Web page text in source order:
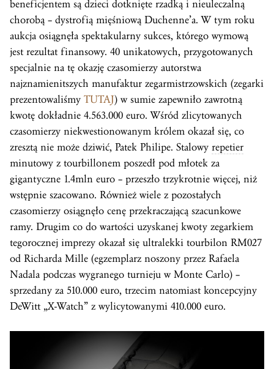
beneficjentem są dzieci dotknięte rzadką i nieuleczalną
chorobą – dystrofią mięśniową Duchenne’a. W tym roku
aukcja osiągnęła spektakularny sukces, którego wymową
jest rezultat finansowy. 40 unikatowych, przygotowanych
specjalnie na tę okazję czasomierzy autorstwa
najznamienitszych manufaktur zegarmistrzowskich (zegarki
prezentowaliśmy TUTAJ) w sumie zapewniło zawrotną
kwotę dokładnie 4.563.000 euro. Wśród zlicytowanych
czasomierzy niekwestionowanym królem okazał się, co
zresztą nie może dziwić, Patek Philipe. Stalowy repetier
minutowy z tourbillonem poszedł pod młotek za
gigantyczne 1.4mln euro – przeszło trzykrotnie więcej, niż
wstępnie szacowano. Również wiele z pozostałych
czasomierzy osiągnęło cenę przekraczającą szacunkowe
ramy. Drugim co do wartości uzyskanej kwoty zegarkiem
tegorocznej imprezy okazał się ultralekki tourbilon RM027
od Richarda Mille (egzemplarz noszony przez Rafaela
Nadala podczas wygranego turnieju w Monte Carlo) –
sprzedany za 510.000 euro, trzecim natomiast koncepcyjny
DeWitt „X-Watch” z wylicytowanymi 410.000 euro.